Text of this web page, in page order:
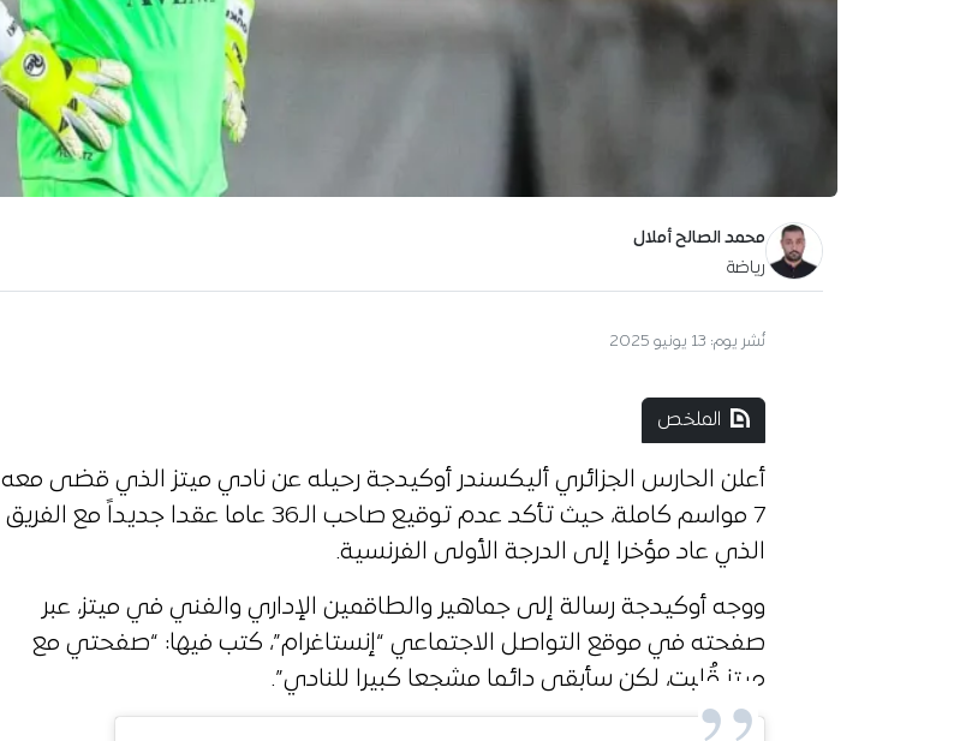
محمد الصالح أملال
رياضة
نُشر يوم: 13 يونيو 2025
الملخص
أعلن الحارس الجزائري أليكسندر أوكيدجة رحيله عن نادي ميتز الذي قضى معه
7 مواسم كاملة، حيث تأكد عدم توقيع صاحب الـ36 عاما عقدا جديداً مع الفريق
الذي عاد مؤخرا إلى الدرجة الأولى الفرنسية.
ووجه أوكيدجة رسالة إلى جماهير والطاقمين الإداري والفني في ميتز، عبر
صفحته في موقع التواصل الاجتماعي “إنستاغرام”، كتب فيها: “صفحتي مع
ميتز قُلبت، لكن سأبقى دائما مشجعا كبيرا للنادي”.